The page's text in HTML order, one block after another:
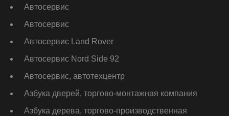
Автосервис
Автосервис
Автосервис Land Rover
Автосервис Nord Side 92
Автосервис, автотехцентр
Азбука дверей, торгово-монтажная компания
Азбука дерева, торгово-производственная